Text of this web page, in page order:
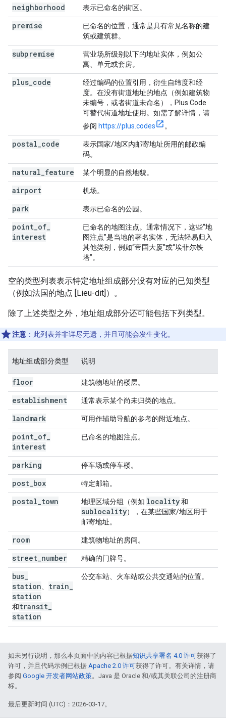
neighborhood 表示已命名的街区。
premise
已命名的位置，通常是具有常见名称的建
筑或建筑群。
subpremise
营业场所级别以下的地址实体，例如公
寓、单元或套房。
plus code
经过编码的位置引用，衍生自纬度和经
度。在没有街道地址的地点（例如建筑物
未编号，或者街道未命名），Plus Code
可替代街道地址使用。如需了解详情，请
参阅 https://plus.codes 。
postal code
表示国家/地区内邮寄地址所用的邮政编
码。
natural feature 某个明显的自然地貌。
airport 机场。
park 表示已命名的公园。
point of
interest
已命名的地图注点。通常情况下，这些“地
图注点”是当地的著名实体，无法轻易归入
其他类别，例如“帝国大厦”或“埃菲尔铁
塔”。
空的类型列表表示特定地址组成部分没有对应的已知类型
（例如法国的地点 [Lieu-dit]）。
除了上述类型之外，地址组成部分还可能包括下列类型。
注意 ：此列表并非详尽无遗，并且可能会发生变化。
地址组成部分类型 说明
floor 建筑物地址的楼层。
establishment 通常表示某个尚未归类的地点。
landmark 可用作辅助导航的参考的附近地点。
point of
interest
已命名的地图注点。
parking 停车场或停车楼。
post box 特定邮箱。
postal town 地理区域分组（例如 locality和
sublocality），在某些国家/地区用于
邮寄地址。
room 建筑物地址的房间。
street number 精确的门牌号。
bus
station
train
station
和transit
station
公交车站、火车站或公共交通站的位置。
如未另行说明，那么本页面中的内容已根据知识共享署名 4.0 许可获得了
许可，并且代码示例已根据 Apache 2.0 许可获得了许可。有关详情，请
参阅 Google 开发者网站政策。Java 是 Oracle 和/或其关联公司的注册商
标。
最后更新时间 (UTC)：2026-03-17。